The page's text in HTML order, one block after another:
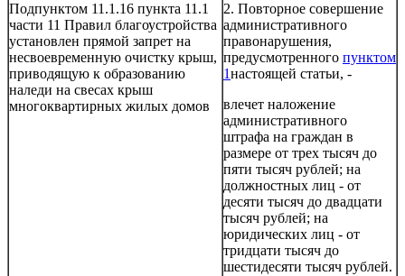
Подпунктом 11.1.16 пункта 11.1
части 11 Правил благоустройства
установлен прямой запрет на
несвоевременную очистку крыш,
приводящую к образованию
наледи на свесах крыш
многоквартирных жилых домов
2. Повторное совершение
административного
правонарушения,
предусмотренного пунктом
1настоящей статьи, -
влечет наложение
административного
штрафа на граждан в
размере от трех тысяч до
пяти тысяч рублей; на
должностных лиц - от
десяти тысяч до двадцати
тысяч рублей; на
юридических лиц - от
тридцати тысяч до
шестидесяти тысяч рублей.